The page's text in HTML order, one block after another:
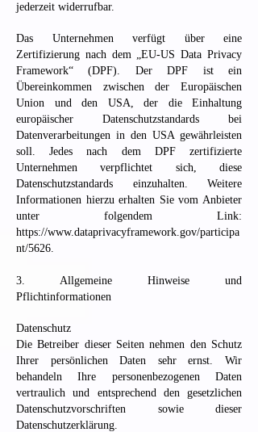
jederzeit widerrufbar.
Das Unternehmen verfügt über eine
Zertifizierung nach dem „EU-US Data Privacy
Framework“ (DPF). Der DPF ist ein
Übereinkommen zwischen der Europäischen
Union und den USA, der die Einhaltung
europäischer Datenschutzstandards bei
Datenverarbeitungen in den USA gewährleisten
soll. Jedes nach dem DPF zertifizierte
Unternehmen verpflichtet sich, diese
Datenschutzstandards einzuhalten. Weitere
Informationen hierzu erhalten Sie vom Anbieter
unter folgendem Link:
https://www.dataprivacyframework.gov/participa
nt/5626.
3. Allgemeine Hinweise und
Pflichtinformationen
Datenschutz
Die Betreiber dieser Seiten nehmen den Schutz
Ihrer persönlichen Daten sehr ernst. Wir
behandeln Ihre personenbezogenen Daten
vertraulich und entsprechend den gesetzlichen
Datenschutzvorschriften sowie dieser
Datenschutzerklärung.